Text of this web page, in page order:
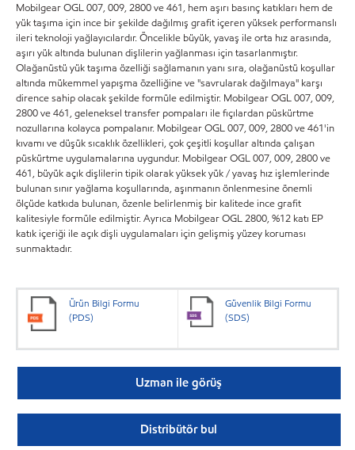
Mobilgear OGL 007, 009, 2800 ve 461, hem aşırı basınç katıkları hem de
yük taşıma için ince bir şekilde dağılmış grafit içeren yüksek performanslı
ileri teknoloji yağlayıcılardır. Öncelikle büyük, yavaş ile orta hız arasında,
aşırı yük altında bulunan dişlilerin yağlanması için tasarlanmıştır.
Olağanüstü yük taşıma özelliği sağlamanın yanı sıra, olağanüstü koşullar
altında mükemmel yapışma özelliğine ve "savrularak dağılmaya" karşı
dirence sahip olacak şekilde formüle edilmiştir. Mobilgear OGL 007, 009,
2800 ve 461, geleneksel transfer pompaları ile fıçılardan püskürtme
nozullarına kolayca pompalanır. Mobilgear OGL 007, 009, 2800 ve 461'in
kıvamı ve düşük sıcaklık özellikleri, çok çeşitli koşullar altında çalışan
püskürtme uygulamalarına uygundur. Mobilgear OGL 007, 009, 2800 ve
461, büyük açık dişlilerin tipik olarak yüksek yük / yavaş hız işlemlerinde
bulunan sınır yağlama koşullarında, aşınmanın önlenmesine önemli
ölçüde katkıda bulunan, özenle belirlenmiş bir kalitede ince grafit
kalitesiyle formüle edilmiştir. Ayrıca Mobilgear OGL 2800, %12 katı EP
katık içeriği ile açık dişli uygulamaları için gelişmiş yüzey koruması
sunmaktadır.
Ürün Bilgi Formu
(PDS)
Güvenlik Bilgi Formu
(SDS)
Uzman ile görüş
Distribütör bul